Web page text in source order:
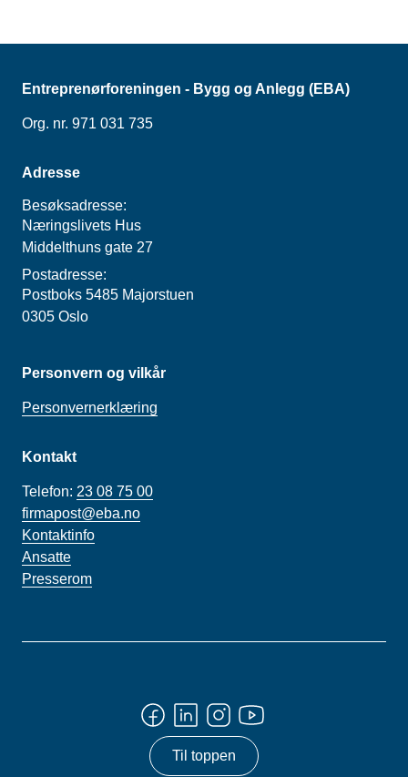
Entreprenørforeningen - Bygg og Anlegg (EBA)
Org. nr. 971 031 735
Adresse
Besøksadresse:
Næringslivets Hus
Middelthuns gate 27
Postadresse:
Postboks 5485 Majorstuen
0305 Oslo
Personvern og vilkår
Personvernerklæring
Kontakt
Telefon: 23 08 75 00
firmapost@eba.no
Kontaktinfo
Ansatte
Presserom
Til toppen